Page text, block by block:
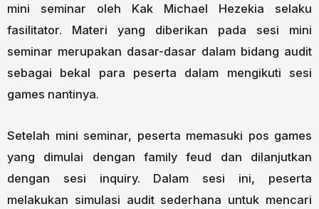
mini seminar oleh Kak Michael Hezekia selaku
fasilitator. Materi yang diberikan pada sesi mini
seminar merupakan dasar-dasar dalam bidang audit
sebagai bekal para peserta dalam mengikuti sesi
games nantinya.
Setelah mini seminar, peserta memasuki pos games
yang dimulai dengan family feud dan dilanjutkan
dengan sesi inquiry. Dalam sesi ini, peserta
melakukan simulasi audit sederhana untuk mencari